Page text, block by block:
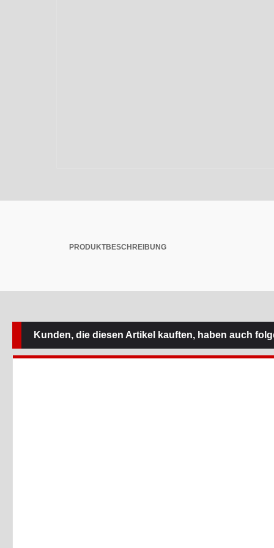
PRODUKTBESCHREIBUNG
Kunden, die diesen Artikel kauften, haben auch